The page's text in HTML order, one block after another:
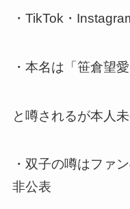
・TikTok・
・本名は「笹倉望愛
と噂されるが本人
・双子の噂はファ
非公表